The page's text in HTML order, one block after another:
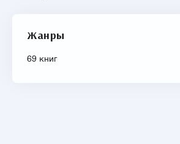
Жанры
69 книг